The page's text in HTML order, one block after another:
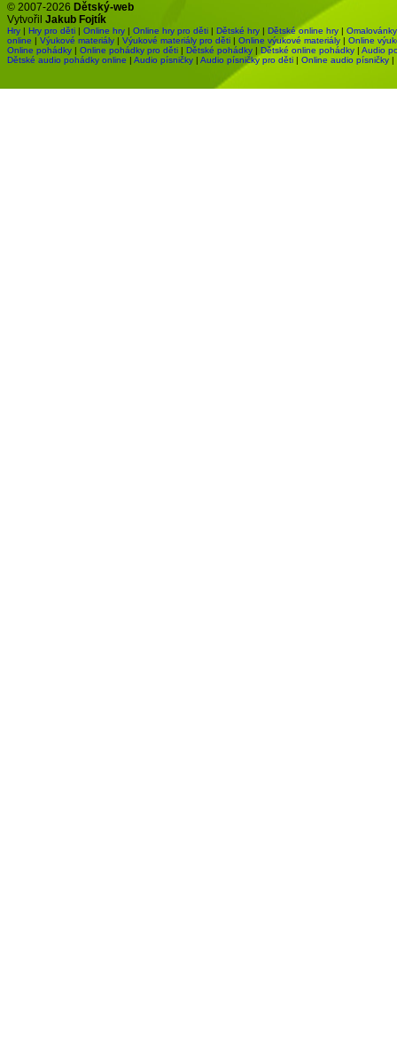
© 2007-2026 Dětský-web
Vytvořil Jakub Fojtík
Hry | Hry pro děti | Online hry | Online hry pro děti | Dětské hry | Dětské online hry | Omalovánky
online | Výukové materiály | Výukové materiály pro děti | Online výukové materiály | Online
Online pohádky | Online pohádky pro děti | Dětské pohádky | Dětské online pohádky | Audio
Dětské audio pohádky online | Audio písničky | Audio písničky pro děti | Online audio písničky |